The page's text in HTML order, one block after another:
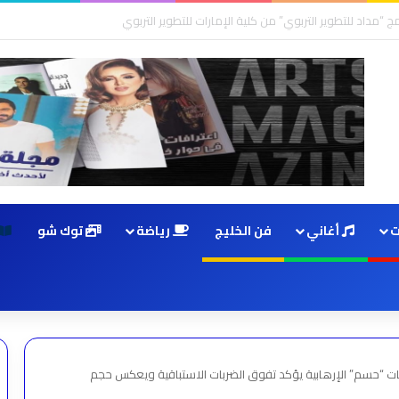
أغاني فن الخليج رياضة توك شو
“حسم” الإرهابية يؤكد تفوق الضربات الاستباقية ويعكس حجم